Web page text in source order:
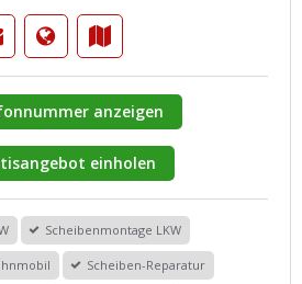
anzeigen
einholen
Scheibenmontage LKW
Scheiben-Reparatur